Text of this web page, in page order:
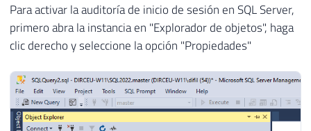
Para activar la auditoría de inicio de sesión en SQL Server,
primero abra la instancia en "Explorador de objetos", haga
clic derecho y seleccione la opción "Propiedades"